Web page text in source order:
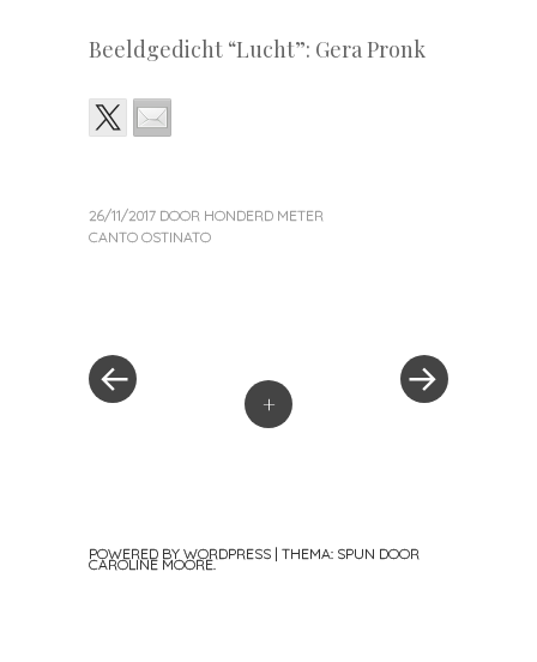
Beeldgedicht “Lucht”: Gera Pronk
26/11/2017 DOOR HONDERD METER
CANTO OSTINATO
+
POWERED BY WORDPRESS | THEMA: SPUN DOOR
CAROLINE MOORE